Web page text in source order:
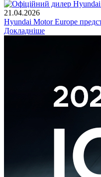
21.04.2026
Hyundai Motor Europe
Докладніше